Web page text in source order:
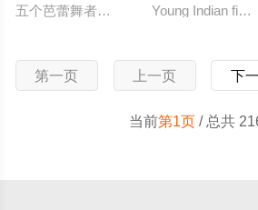
五个芭蕾舞者去参加比赛，却遭遇公车
Young Indian
第一页 上一页 下
当前第1页 / 总共